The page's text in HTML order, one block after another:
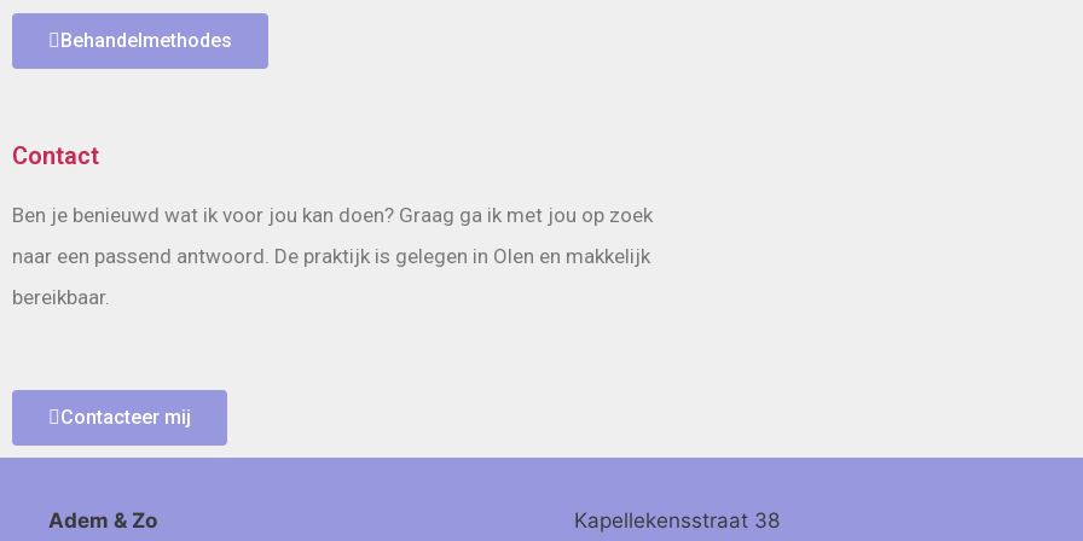
Behandelmethodes
Contact
Ben je benieuwd wat ik voor jou kan doen? Graag ga ik met jou op zoek
naar een passend antwoord. De praktijk is gelegen in Olen en makkelijk
bereikbaar.
Contacteer mij
Adem & Zo Kapellekensstraat 38